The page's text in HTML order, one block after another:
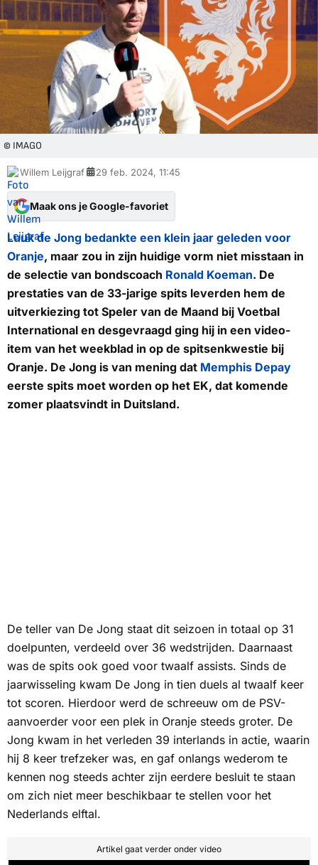
© IMAGO
Willem Leijgraf 29 feb. 2024, 11:45
Maak ons je Google-favoriet
Luuk de Jong bedankte een klein jaar geleden voor
Oranje, maar zou in zijn huidige vorm niet misstaan in
de selectie van bondscoach Ronald Koeman. De
prestaties van de 33-jarige spits leverden hem de
uitverkiezing tot Speler van de Maand bij Voetbal
International en desgevraagd ging hij in een video-
item van het weekblad in op de spitsenkwestie bij
Oranje. De Jong is van mening dat Memphis Depay
eerste spits moet worden op het EK, dat komende
zomer plaatsvindt in Duitsland.
De teller van De Jong staat dit seizoen in totaal op 31
doelpunten, verdeeld over 36 wedstrijden. Daarnaast
was de spits ook goed voor twaalf assists. Sinds de
jaarwisseling kwam De Jong in tien duels al twaalf keer
tot scoren. Hierdoor werd de schreeuw om de PSV-
aanvoerder voor een plek in Oranje steeds groter. De
Jong kwam in het verleden 39 interlands in actie, waarin
hij 8 keer trefzeker was, en gaf onlangs wederom te
kennen nog steeds achter zijn eerdere besluit te staan
om zich niet meer beschikbaar te stellen voor het
Nederlands elftal.
Artikel gaat verder onder video